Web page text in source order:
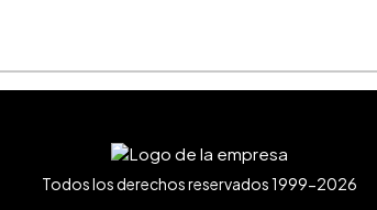
Todos los derechos reservados 1999-2026